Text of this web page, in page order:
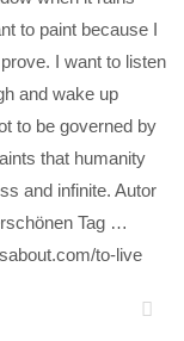
to paint because I
I want to listen
and wake up
to be governed by
that humanity
and infinite. Autor
Tag …
to-live